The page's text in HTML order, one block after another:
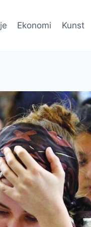
Ekonomi Kunst